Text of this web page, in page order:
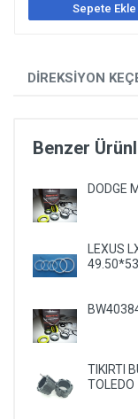
DİREKSİYON
Benzer
DODGE
LEXUS
TIKIRTI
TOLEDO
Sepete Ekle